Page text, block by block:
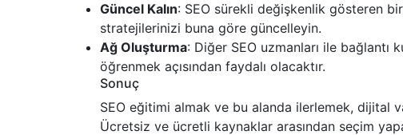
Güncel Kalın: SEO sürekli değişkenlik gösteren
stratejilerinizi buna göre güncelleyin.
Ağ Oluşturma: Diğer SEO uzmanları ile bağlantı
öğrenmek açısından faydalı olacaktır.
Sonuç
SEO eğitimi almak ve bu alanda ilerlemek, dijital
Ücretsiz ve ücretli kaynaklar arasından seçim